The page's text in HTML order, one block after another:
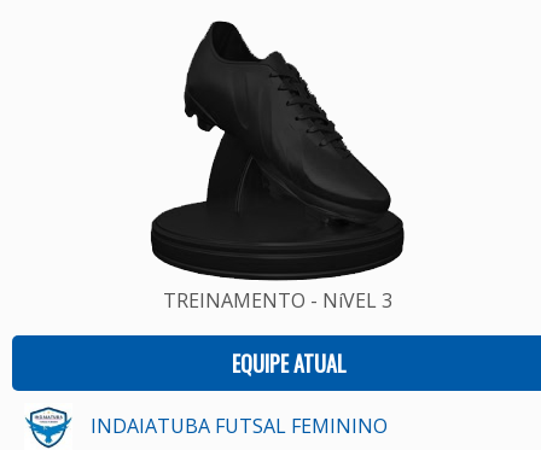
TREINAMENTO - NíVEL 3
EQUIPE ATUAL
INDAIATUBA FUTSAL FEMININO